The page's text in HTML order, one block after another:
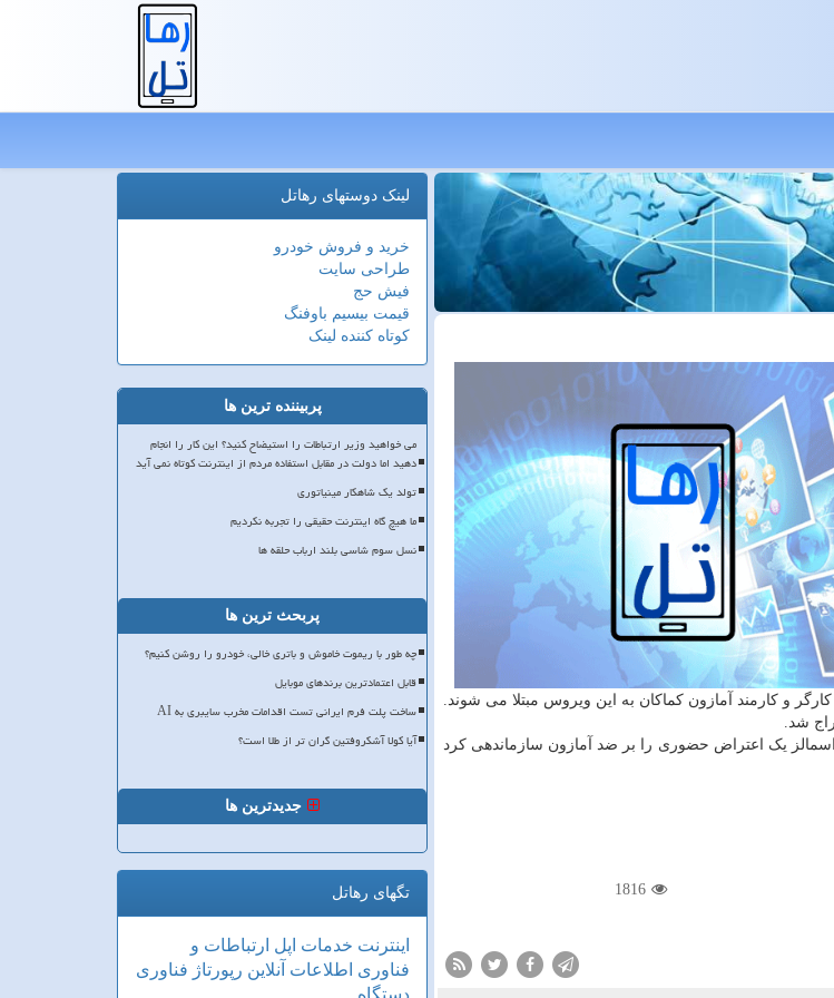
و کارمند آمازون کماکان به این ویروس مبتلا می شوند.
شد.
اسمالز یک اعتراض حضوری را بر ضد آمازون سازماندهی کرد
1816
لینک دوستهای رهاتل
خرید و فروش خودرو
طراحی سایت
فیش حج
قیمت بیسیم باوفنگ
کوتاه کننده لینک
پربیننده ترین ها
می خواهید وزیر ارتباطات را استیضاح کنید؟ این کار را انجام
دهید اما دولت در مقابل استفاده مردم از اینترنت کوتاه نمی آید
تولد یک شاهکار مینیاتوری
ما هیچ گاه اینترنت حقیقی را تجربه نکردیم
نسل سوم شاسی بلند ارباب حلقه ها
پربحث ترین ها
چه طور با ریموت خاموش و باتری خالی، خودرو را روشن کنیم؟
قابل اعتمادترین برندهای موبایل
ساخت پلت فرم ایرانی تست اقدامات مخرب سایبری به AI
آیا کولا آشکروفتین گران تر از طلا است؟
جدیدترین ها
تگهای رهاتل
اینترنت خدمات اپل ارتباطات و
فناوری اطلاعات آنلاین رپورتاژ فناوری
دستگاه